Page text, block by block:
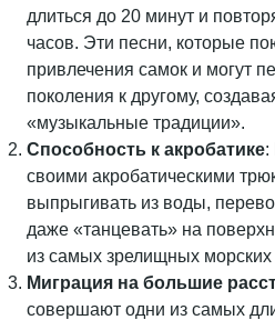
длиться до 20 минут и
часов. Эти песни, которые
привлечения самок и могут
поколения к другому,
«музыкальные традиции».
Способность к акробатике:
своими акробатическими
выпрыгивать из воды,
даже «танцевать» на
из самых зрелищных
Миграция на большие
совершают одни из самых